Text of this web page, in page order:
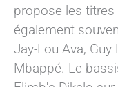
propose les titres
également
Jay-Lou Ava,
Mbappé. Le